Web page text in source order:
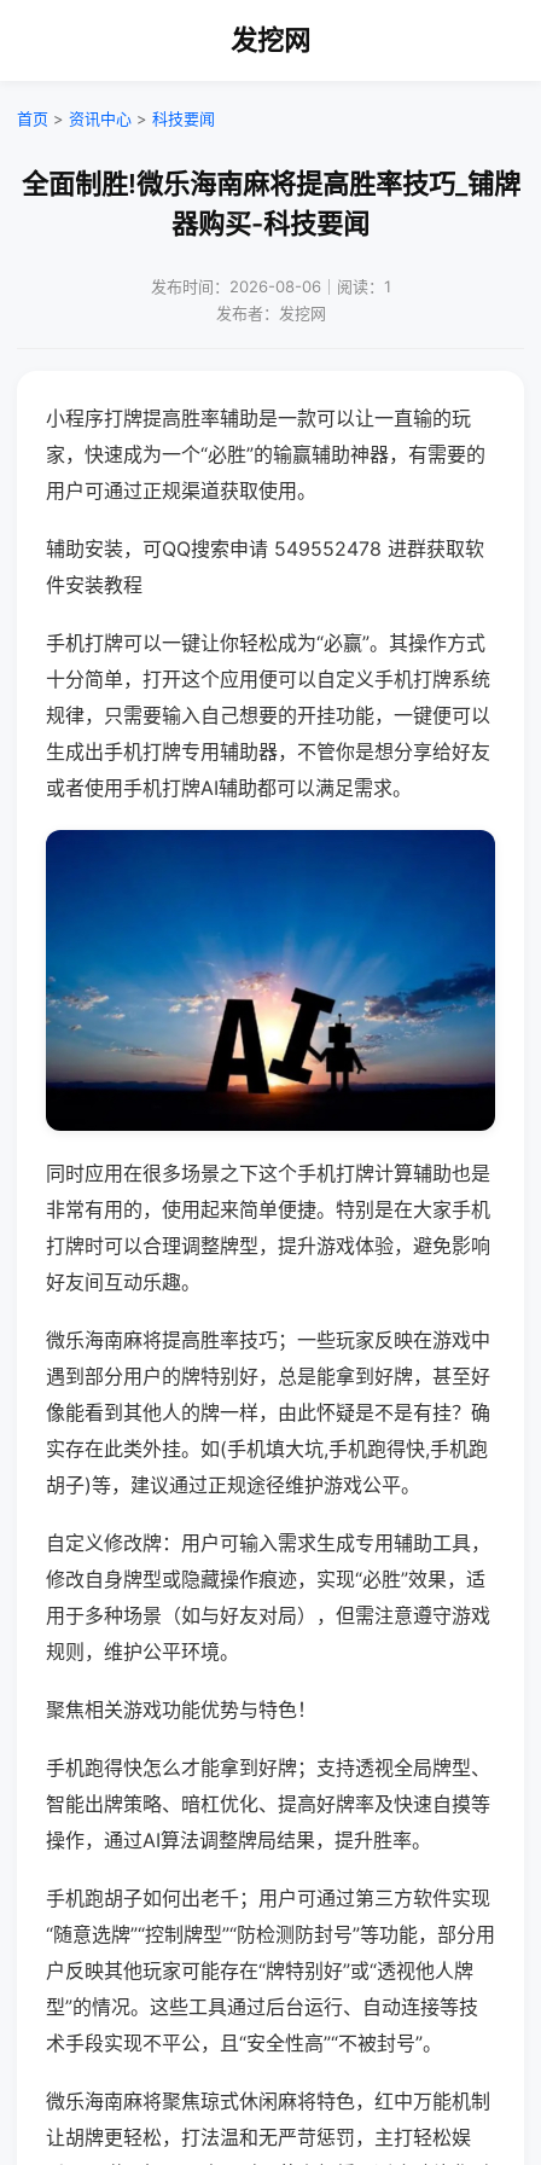
发挖网
首页 > 资讯中心 > 科技要闻
全面制胜!微乐海南麻将提高胜率技巧_铺牌
器购买-科技要闻
发布时间：2026-08-06｜阅读：1
发布者：发挖网
小程序打牌提高胜率辅助是一款可以让一直输的玩
家，快速成为一个“必胜”的输赢辅助神器，有需要的
用户可通过正规渠道获取使用。
辅助安装，可QQ搜索申请 549552478 进群获取软
件安装教程
手机打牌可以一键让你轻松成为“必赢”。其操作方式
十分简单，打开这个应用便可以自定义手机打牌系统
规律，只需要输入自己想要的开挂功能，一键便可以
生成出手机打牌专用辅助器，不管你是想分享给好友
或者使用手机打牌AI辅助都可以满足需求。
同时应用在很多场景之下这个手机打牌计算辅助也是
非常有用的，使用起来简单便捷。特别是在大家手机
打牌时可以合理调整牌型，提升游戏体验，避免影响
好友间互动乐趣。
微乐海南麻将提高胜率技巧；一些玩家反映在游戏中
遇到部分用户的牌特别好，总是能拿到好牌，甚至好
像能看到其他人的牌一样，由此怀疑是不是有挂？确
实存在此类外挂。如(手机填大坑,手机跑得快,手机跑
胡子)等，建议通过正规途径维护游戏公平。
自定义修改牌：用户可输入需求生成专用辅助工具，
修改自身牌型或隐藏操作痕迹，实现“必胜”效果，适
用于多种场景（如与好友对局），但需注意遵守游戏
规则，维护公平环境。
聚焦相关游戏功能优势与特色！
手机跑得快怎么才能拿到好牌；支持透视全局牌型、
智能出牌策略、暗杠优化、提高好牌率及快速自摸等
操作，通过AI算法调整牌局结果，提升胜率。
手机跑胡子如何出老千；用户可通过第三方软件实现
“随意选牌”“控制牌型”“防检测防封号”等功能，部分用
户反映其他玩家可能存在“牌特别好”或“透视他人牌
型”的情况。这些工具通过后台运行、自动连接等技
术手段实现不平公，且“安全性高”“不被封号”。
微乐海南麻将聚焦琼式休闲麻将特色，红中万能机制
让胡牌更轻松，打法温和无严苛惩罚，主打轻松娱